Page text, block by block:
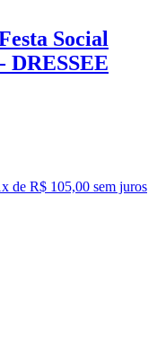
Social
DRESSEE
x de R$ 105,00 sem juros